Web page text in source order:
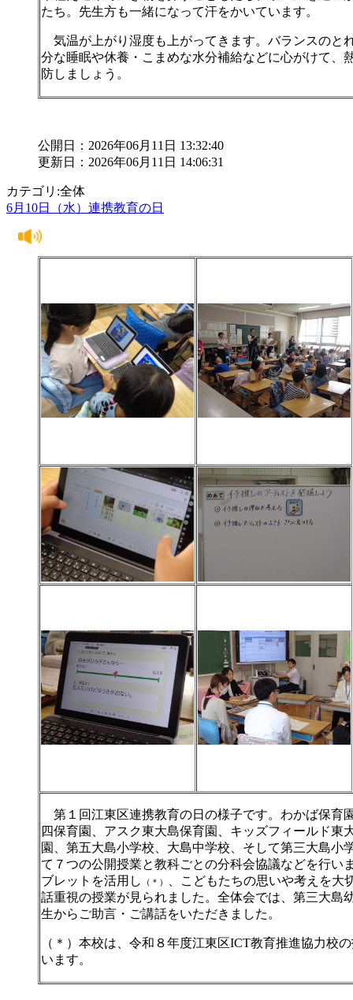
たち。先生方も一緒になって汗をかいています。
気温が上がり湿度も上がってきます。バランスのと
分な睡眠や休養・こまめな水分補給などに心がけて、
防しましょう。
公開日：2026年06月11日 13:32:40
更新日：2026年06月11日 14:06:31
カテゴリ:全体
6月10日（水）連携教育の日
第１回江東区連携教育の日の様子です。わかば保育
四保育園、アスク東大島保育園、キッズフィールド東
園、第五大島小学校、大島中学校、そして第三大島小
て７つの公開授業と教科ごとの分科会協議などを行い
ブレットを活用し
（＊）
、こどもたちの思いや考えを
話重視の授業が見られました。全体会では、第三大
生からご助言・ご講話をいただきました。
（＊）本校は、令和８年度江東区ICT教育推進協力校
います。